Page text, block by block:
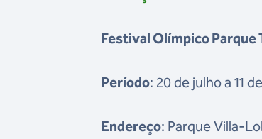
Festival Olímpico Parque
Período: 20 de julho a 11
Endereço: Parque Villa-